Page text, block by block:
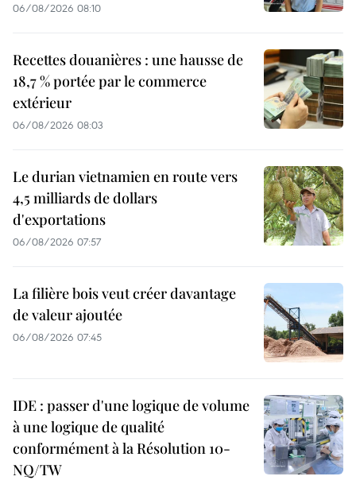
06/08/2026 08:10
Recettes douanières : une hausse de
18,7 % portée par le commerce
extérieur
06/08/2026 08:03
Le durian vietnamien en route vers
4,5 milliards de dollars
d'exportations
06/08/2026 07:57
La filière bois veut créer davantage
de valeur ajoutée
06/08/2026 07:45
IDE : passer d'une logique de volume
à une logique de qualité
conformément à la Résolution 10-
NQ/TW